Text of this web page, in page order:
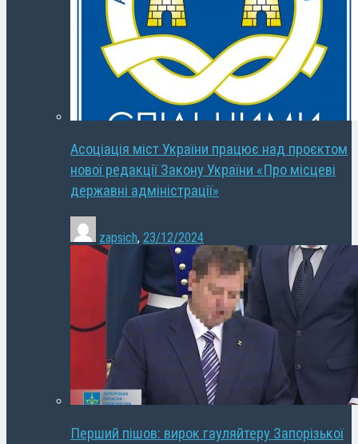
Асоціація міст України працює над проєктом
нової редакції Закону України «Про місцеві
державні адміністрації»
zapsich, 23/12/2024
Перший пішов: вирок гауляйтеру Запорізької